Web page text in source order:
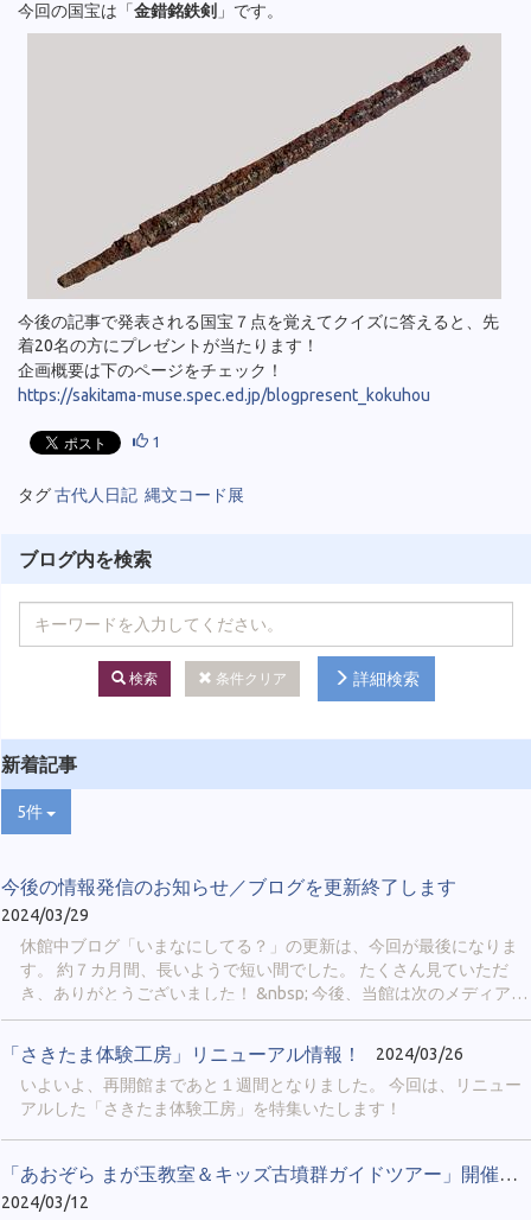
今回の国宝は「金錯銘鉄剣 」です。
今後の記事で発表される国宝７点を覚えてクイズに答えると、先
着20名の方にプレゼントが当たります！
企画概要は下のページをチェック！
https://sakitama-muse.spec.ed.jp/blogpresent_kokuhou
1
タグ古代人日記 縄文コード展
ブログ内を検索
検索 条件クリア 詳細検索
新着記事
5件
今後の情報発信のお知らせ／ブログを更新終了します
2024/03/29
休館中ブログ「いまなにしてる？」の更新は、今回が最後になりま
す。 約７カ月間、長いようで短い間でした。 たくさん見ていただ
き、ありがとうございました！ &nbsp; 今後、当館は次のメディアに
より情報を発信していきます。 &nbsp; ① 公式X ＠
sakitama_museum 当館の最新情報や、埼玉古墳群や博物館の豆知
識、イベント実施の様子などを発信します。 「鉄剣エピソードゼ
ロ」「古代人の日常」「博物館のおしごと」のような、シリーズ企
画も行われることがあります。 Xのアカウントをお持ちの方限定に
なりますが、当館のファンなら必ずフォローしてみてください。
&nbsp; &nbsp; ② 公式LINE（４月中旬から配信開始予定） 当館で
今後行われるイベントや展示について、最新情報を配信します。 ス
マートフォンの「LINE」まで通知をお届けできるので、イベント開
「さきたま体験工房」リニューアル情報！
2024/03/26
いよいよ、再開館まであと１週間となりました。 今回は、リニュー
アルした「さきたま体験工房」を特集いたします！
「あおぞら まが玉教室＆キッズ古墳群ガイドツアー」開催しました。
2024/03/12